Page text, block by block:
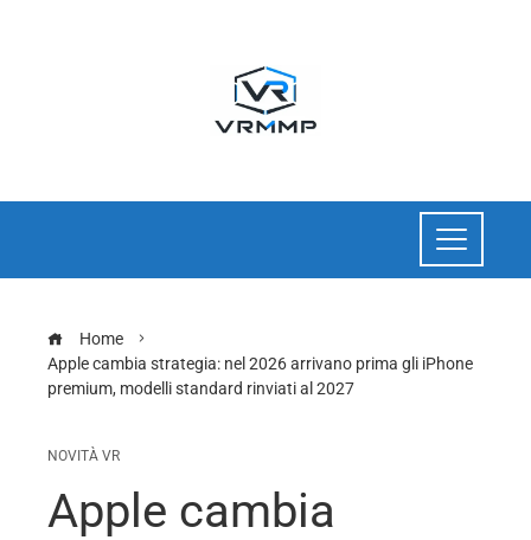
Home
Apple cambia strategia: nel 2026 arrivano prima gli iPhone
premium, modelli standard rinviati al 2027
NOVITÀ VR
Apple cambia